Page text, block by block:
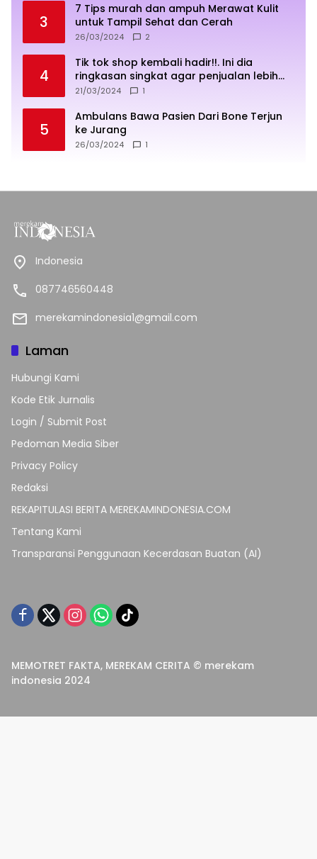
3
7 Tips murah dan ampuh Merawat Kulit
untuk Tampil Sehat dan Cerah
26/03/2024 2
4
Tik tok shop kembali hadir!!. Ini dia
ringkasan singkat agar penjualan lebih
sukses
21/03/2024 1
5
Ambulans Bawa Pasien Dari Bone Terjun
ke Jurang
26/03/2024 1
Indonesia
087746560448
merekamindonesia1@gmail.com
Laman
Hubungi Kami
Kode Etik Jurnalis
Login / Submit Post
Pedoman Media Siber
Privacy Policy
Redaksi
REKAPITULASI BERITA MEREKAMINDONESIA.COM
Tentang Kami
Transparansi Penggunaan Kecerdasan Buatan (AI)
MEMOTRET FAKTA, MEREKAM CERITA © merekam
indonesia 2024